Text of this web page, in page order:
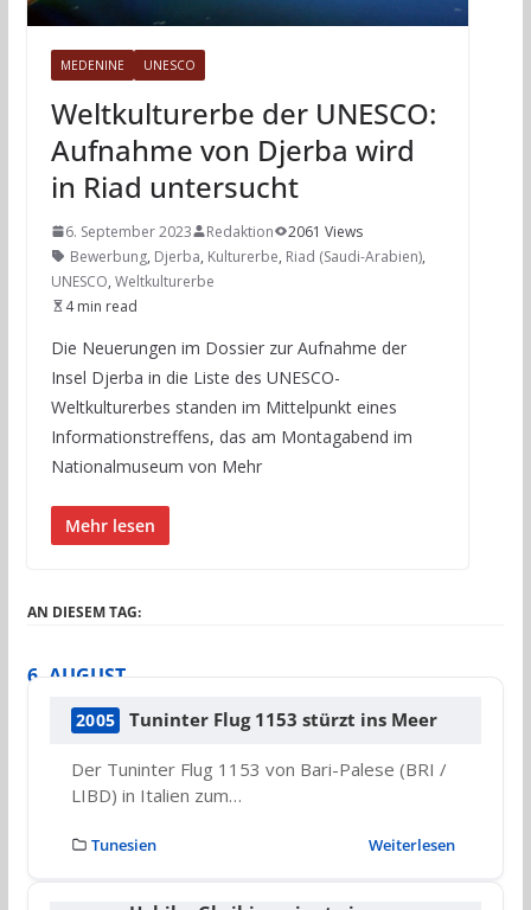
MEDENINE UNESCO
Weltkulturerbe der UNESCO:
Aufnahme von Djerba wird
in Riad untersucht
6. September 2023 Redaktion
2061 Views
Bewerbung, Djerba, Kulturerbe, Riad (Saudi-Arabien),
UNESCO, Weltkulturerbe
4 min read
Die Neuerungen im Dossier zur Aufnahme der
Insel Djerba in die Liste des UNESCO-
Weltkulturerbes standen im Mittelpunkt eines
Informationstreffens, das am Montagabend im
Nationalmuseum von Mehr
Mehr lesen
AN DIESEM TAG:
6. AUGUST
2005 Tuninter Flug 1153 stürzt ins Meer
Der Tuninter Flug 1153 von Bari-Palese (BRI /
LIBD) in Italien zum…
Tunesien Weiterlesen